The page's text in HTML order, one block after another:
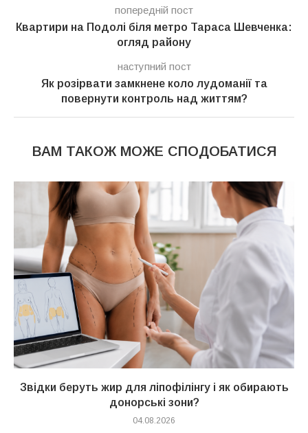
попередній пост
Квартири на Подолі біля метро Тараса Шевченка:
огляд району
наступний пост
Як розірвати замкнене коло лудоманії та
повернути контроль над життям?
ВАМ ТАКОЖ МОЖЕ СПОДОБАТИСЯ
Звідки беруть жир для ліпофілінгу і як обирають
донорські зони?
04.08.2026